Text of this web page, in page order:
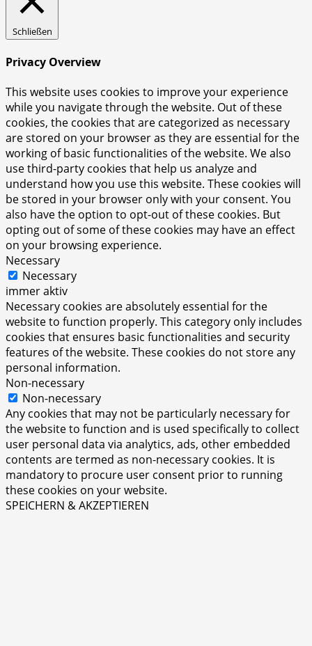
Schließen
Privacy Overview
This website uses cookies to improve your experience
while you navigate through the website. Out of these
cookies, the cookies that are categorized as necessary
are stored on your browser as they are essential for the
working of basic functionalities of the website. We also
use third-party cookies that help us analyze and
understand how you use this website. These cookies will
be stored in your browser only with your consent. You
also have the option to opt-out of these cookies. But
opting out of some of these cookies may have an effect
on your browsing experience.
Necessary
Necessary
immer aktiv
Necessary cookies are absolutely essential for the
website to function properly. This category only includes
cookies that ensures basic functionalities and security
features of the website. These cookies do not store any
personal information.
Non-necessary
Non-necessary
Any cookies that may not be particularly necessary for
the website to function and is used specifically to collect
user personal data via analytics, ads, other embedded
contents are termed as non-necessary cookies. It is
mandatory to procure user consent prior to running
these cookies on your website.
SPEICHERN & AKZEPTIEREN